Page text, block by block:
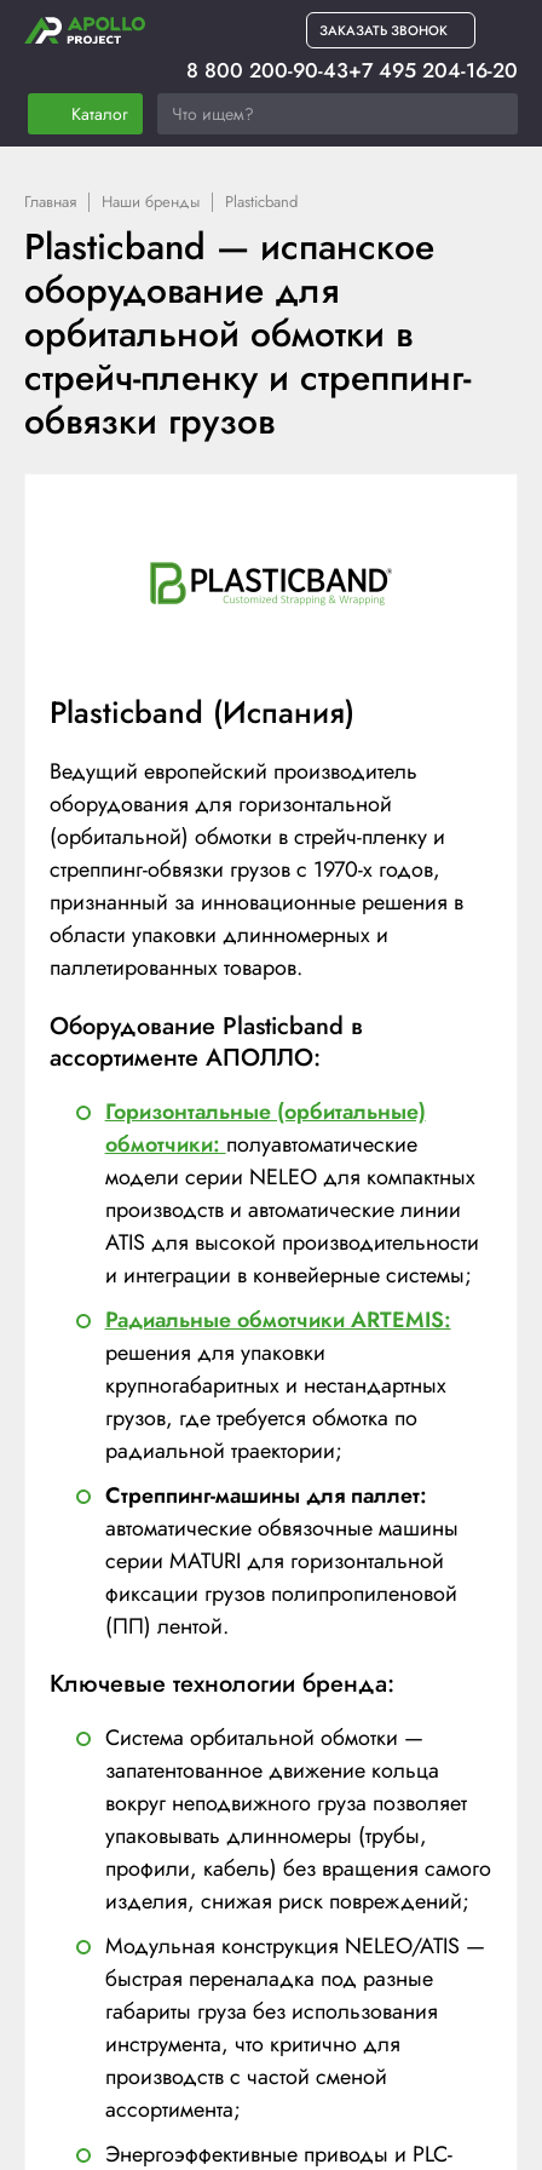
ЗАКАЗАТЬ ЗВОНОК
Каталог
8 800 200-90-43+7 495 204-16-20
Главная Наши бренды Plasticband
Plasticband — испанское
оборудование для
орбитальной обмотки в
стрейч-пленку и стреппинг-
обвязки грузов
Plasticband (Испания)
Ведущий европейский производитель
оборудования для горизонтальной
(орбитальной) обмотки в стрейч-пленку и
стреппинг-обвязки грузов с 1970-х годов,
признанный за инновационные решения в
области упаковки длинномерных и
паллетированных товаров.
Оборудование Plasticband в
ассортименте АПОЛЛО:
Горизонтальные (орбитальные)
обмотчики: полуавтоматические
модели серии NELEO для компактных
производств и автоматические линии
ATIS для высокой производительности
и интеграции в конвейерные системы;
Радиальные обмотчики ARTEMIS:
решения для упаковки
крупногабаритных и нестандартных
грузов, где требуется обмотка по
радиальной траектории;
Стреппинг-машины для паллет:
автоматические обвязочные машины
серии MATURI для горизонтальной
фиксации грузов полипропиленовой
(ПП) лентой.
Ключевые технологии бренда:
Система орбитальной обмотки —
запатентованное движение кольца
вокруг неподвижного груза позволяет
упаковывать длинномеры (трубы,
профили, кабель) без вращения самого
изделия, снижая риск повреждений;
Модульная конструкция NELEO/ATIS —
быстрая переналадка под разные
габариты груза без использования
инструмента, что критично для
производств с частой сменой
ассортимента;
Энергоэффективные приводы и PLC-